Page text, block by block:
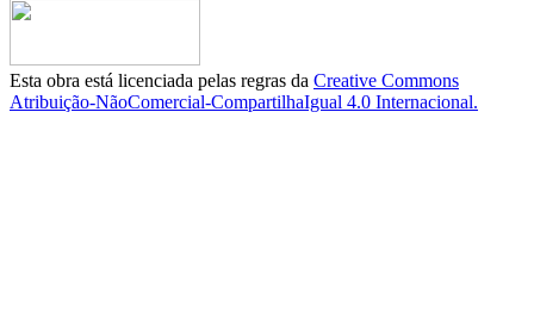
Esta obra está licenciada pelas regras da Creative Commons
Atribuição-NãoComercial-CompartilhaIgual 4.0 Internacional.